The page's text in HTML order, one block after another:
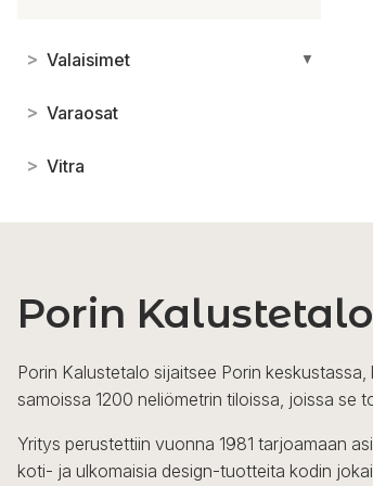
> Valaisimet ▼
> Varaosat
> Vitra
Porin Kalustetalo
Porin Kalustetalo sijaitsee Porin
samoissa 1200 neliömetrin tiloissa, joissa se
Yritys perustettiin vuonna 1981 tarjoamaan
koti- ja ulkomaisia design-tuotteita kodin